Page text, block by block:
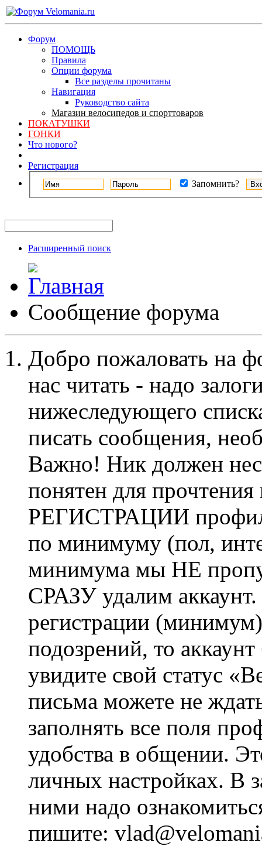
Форум
ПОМОЩЬ
Правила
Опции форума
Все разделы прочитаны
Навигация
Руководство сайта
Магазин велосипедов и спорттоваров
ПОКАТУШКИ
ГОНКИ
Что нового?
Регистрация
Запомнить?
Расширенный поиск
Сообщение форума
Добро пожаловать на
нас читать - надо
нижеследующего
писать сообщения,
Важно! Ник должен
понятен для
РЕГИСТРАЦИИ профиль
по минимуму (пол,
минимума мы НЕ
СРАЗУ удалим
регистрации
подозрений, то
увидите свой статус
письма можете не
заполнять все поля
удобства в общении.
личных настройках. В
ними надо
пишите: